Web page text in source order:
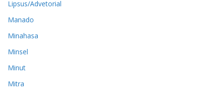
Lipsus/Advetorial
Manado
Minahasa
Minsel
Minut
Mitra